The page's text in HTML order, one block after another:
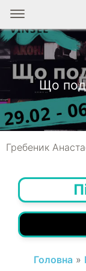
Що
Гребеник
Головна »